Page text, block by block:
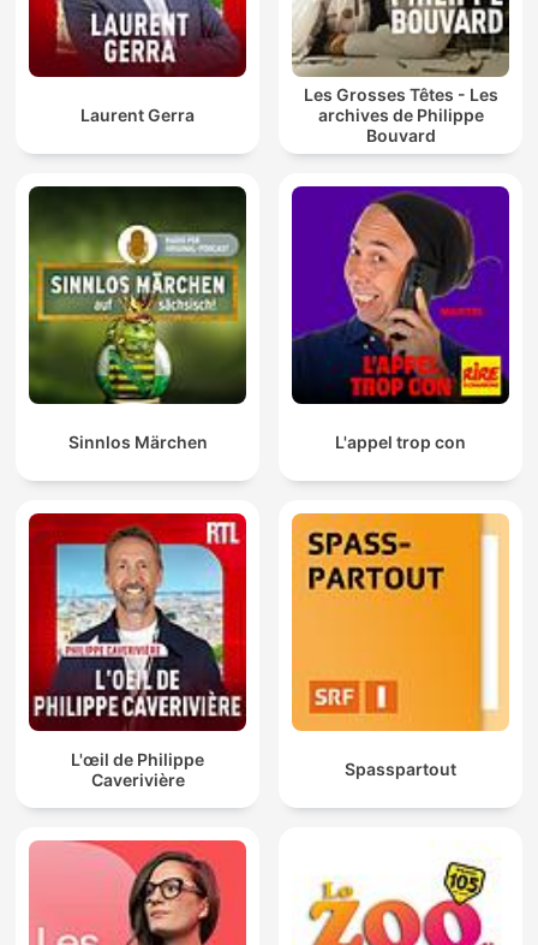
Laurent Gerra
Les Grosses Têtes - Les
archives de Philippe
Bouvard
Sinnlos Märchen L'appel trop con
L'œil de Philippe
Caverivière
Spasspartout